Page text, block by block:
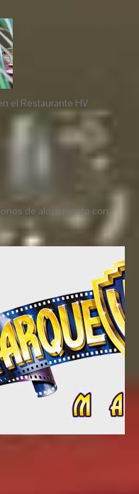
el Restaurante HV
de alojamiento con